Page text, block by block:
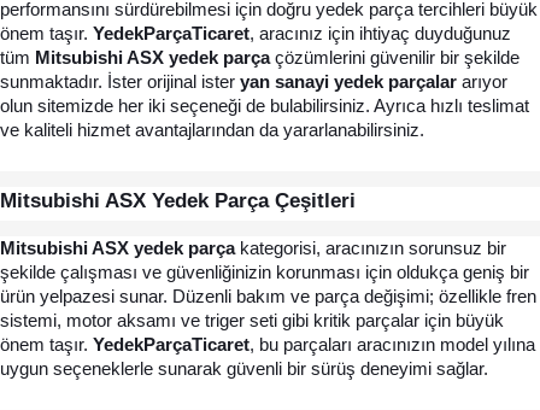
performansını sürdürebilmesi için doğru yedek parça tercihleri büyük
önem taşır. YedekParçaTicaret, aracınız için ihtiyaç duyduğunuz
tüm Mitsubishi ASX yedek parça çözümlerini güvenilir bir şekilde
sunmaktadır. İster orijinal ister yan sanayi yedek parçalar arıyor
olun sitemizde her iki seçeneği de bulabilirsiniz. Ayrıca hızlı teslimat
ve kaliteli hizmet avantajlarından da yararlanabilirsiniz.
Mitsubishi ASX Yedek Parça Çeşitleri
Mitsubishi ASX yedek parça kategorisi, aracınızın sorunsuz bir
şekilde çalışması ve güvenliğinizin korunması için oldukça geniş bir
ürün yelpazesi sunar. Düzenli bakım ve parça değişimi; özellikle fren
sistemi, motor aksamı ve triger seti gibi kritik parçalar için büyük
önem taşır. YedekParçaTicaret, bu parçaları aracınızın model yılına
uygun seçeneklerle sunarak güvenli bir sürüş deneyimi sağlar.